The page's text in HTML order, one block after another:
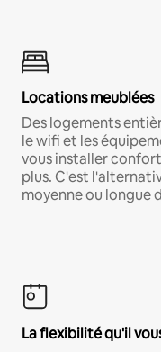
Locations meublées
Des logements
le wifi et les
vous installer
plus. C'est
moyenne ou longue
La flexibilité qu'il